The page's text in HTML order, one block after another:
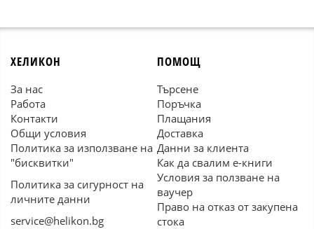
ХЕЛИКОН
За нас
Работа
Контакти
Общи условия
Политика за използване на
"бисквитки"
Политика за сигурност на
личните данни
service@helikon.bg
ПОМОЩ
Търсене
Поръчка
Плащания
Доставка
Данни за клиента
Как да свалим е-книги
Условия за ползване на
ваучер
Право на отказ от закупена
стока